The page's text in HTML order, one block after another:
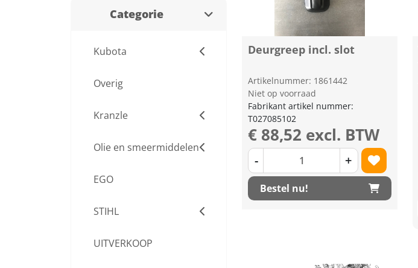
Categorie
Kubota
Overig
Kranzle
Olie en smeermiddelen
EGO
STIHL
UITVERKOOP
Deurgreep incl. slot
Artikelnummer: 1861442
Niet op voorraad
Fabrikant artikel nummer:
T027085102
€ 88,52 excl. BTW
- +
Bestel nu!